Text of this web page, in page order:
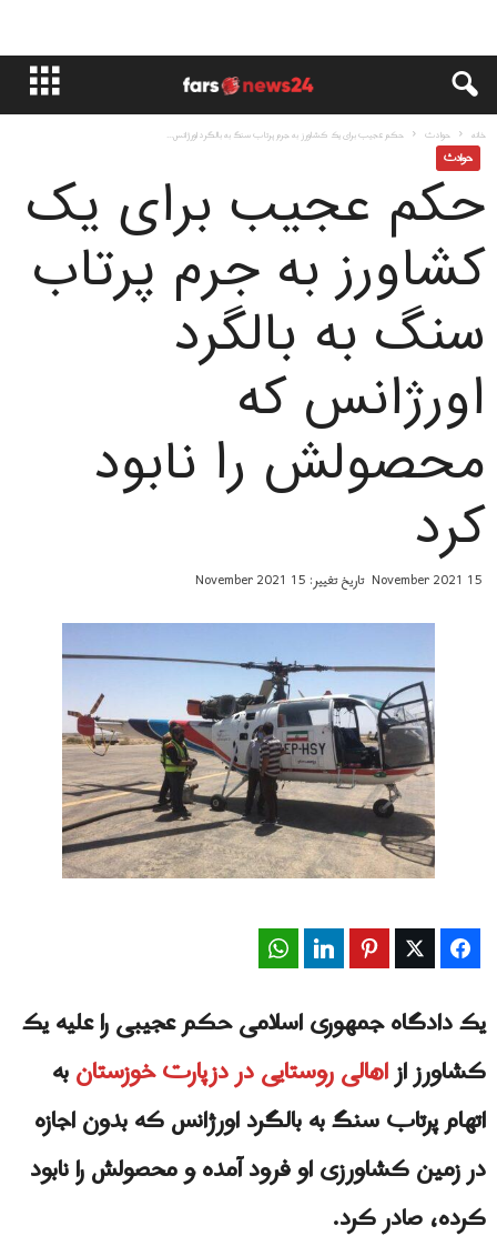
خانه حوادث حکم عجیب برای یک کشاورز به جرم پرتاب سنگ به بالگرد اورژانس...
حوادث
حکم عجیب برای یک
کشاورز به جرم پرتاب
سنگ به بالگرد
اورژانس که
محصولش را نابود
کرد
15 November 2021 تاریخ تغییر: 15 November 2021
Facebook
Twitter
Pinterest
LinkedIn
یک دادگاه جمهوری اسلامی حکم عجیبی را علیه یک
کشاورز ازاهالی روستایی در دزپارت خوزستانبه
اتهام پرتاب سنگ به بالگرد اورژانس که بدون اجازه‌
در زمین کشاورزی‌ او فرود آمده و محصولش را نابود
کرده، صادر کرد.